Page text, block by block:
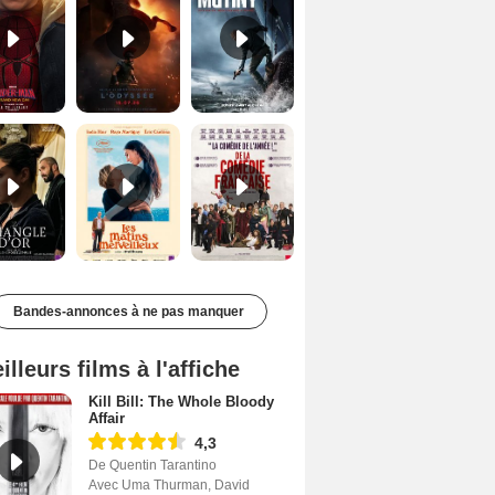
Les Matins merveilleux Bande-annonce VF De la Comédie-Française Teaser VF
Bandes-annonces à ne pas manquer
films à l'affiche
Kill Bill: The Whole Bloody
Affair
4,3
De Quentin Tarantino
Avec Uma Thurman, David